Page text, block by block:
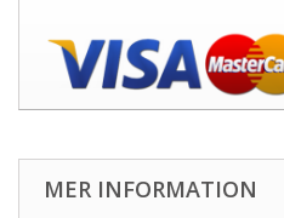
MER INFORMATION